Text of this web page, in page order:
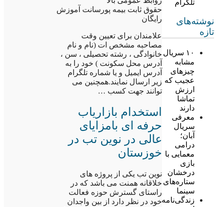
تلگرام
نوشته‌های
تازه
۱۰ سریال
مشابه
چیزهای
عجیب که
ارزش
تماشا
دارند
معرفی
سریال
آبان؛
درامی
معمایی با
بازی
درخشان
ستاره‌های
سینما
زندگی‌نامه
حقوق ثابت بیمه پورسانت آموزش
رایگان
علامندان برای تعیین وقت
مصاحبه مشخص ات (نام و نام
خانوادگی ، رشته تحصیلی ، سن ،
آدرس محل سکونت ) خود را به
آدرس ایمیل و یا شماره تلگرام
زیر ارسال نمایند.همچنین می
توانند جهت کسب …
استخدام بازاریاب
حرفه ای بامزایای
عالی در نوین تب در
خوزستان
نوین تب یکی از پروژه های
خلاقانه همنت می باشد که در
راستای گسترش حوزه فعالت
خود در نظر دارد از بین واجدان